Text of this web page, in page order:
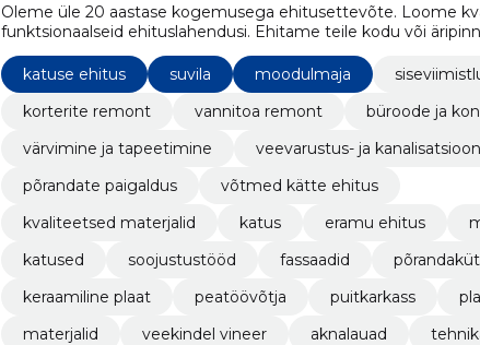
Oleme üle 20 aastase kogemusega ehitusettevõte. Loome
funktsionaalseid ehituslahendusi. Ehitame teile kodu või
kätte" meetodil
katuse ehitus
suvila moodulmaja
korterite remont
vannitoa remont
büroode ja
värvimine ja tapeetimine
veevarustus- ja
põrandate paigaldus
võtmed kätte ehitus
kvaliteetsed materjalid
katus eramu ehitus
katused
soojustustööd fassaadid
keraamiline plaat
peatöövõtja puitkarkass
materjalid
veekindel vineer aknalauad